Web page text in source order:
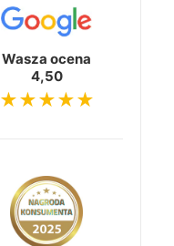
Wasza ocena
4,50
★★★★★